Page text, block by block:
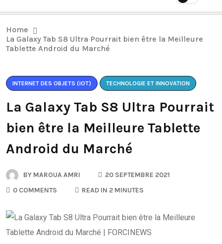
Home
La Galaxy Tab S8 Ultra Pourrait bien être la Meilleure
Tablette Android du Marché
INTERNET DES OBJETS (IOT) TECHNOLOGIE ET INNOVATION
La Galaxy Tab S8 Ultra Pourrait
bien être la Meilleure Tablette
Android du Marché
BY MAROUA AMRI
20 SEPTEMBRE 2021
0 COMMENTS
READ IN 2 MINUTES